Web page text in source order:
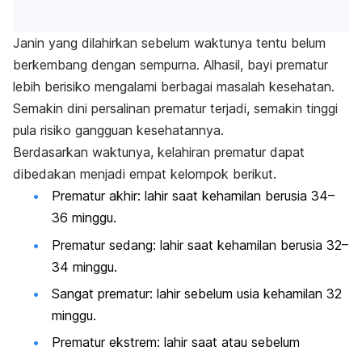
Janin yang dilahirkan sebelum waktunya tentu belum
berkembang dengan sempurna. Alhasil, bayi prematur
lebih berisiko mengalami berbagai masalah kesehatan.
Semakin dini persalinan prematur terjadi, semakin tinggi
pula risiko gangguan kesehatannya.
Berdasarkan waktunya, kelahiran prematur dapat
dibedakan menjadi empat kelompok berikut.
Prematur akhir: lahir saat kehamilan berusia 34–
36 minggu.
Prematur sedang: lahir saat kehamilan berusia 32–
34 minggu.
Sangat prematur: lahir sebelum usia kehamilan 32
minggu.
Prematur ekstrem: lahir saat atau sebelum